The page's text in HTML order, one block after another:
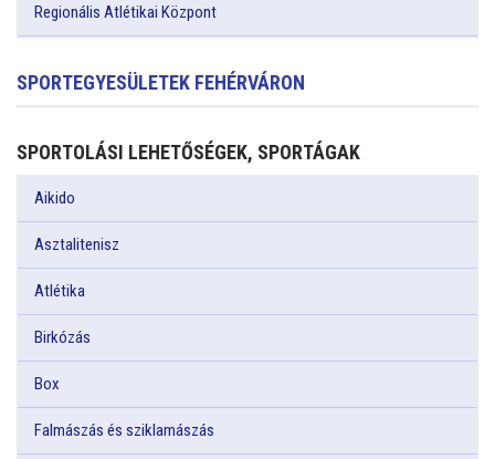
Regionális Atlétikai Központ
SPORTEGYESÜLETEK FEHÉRVÁRON
SPORTOLÁSI LEHETŐSÉGEK, SPORTÁGAK
Aikido
Asztalitenisz
Atlétika
Birkózás
Box
Falmászás és sziklamászás